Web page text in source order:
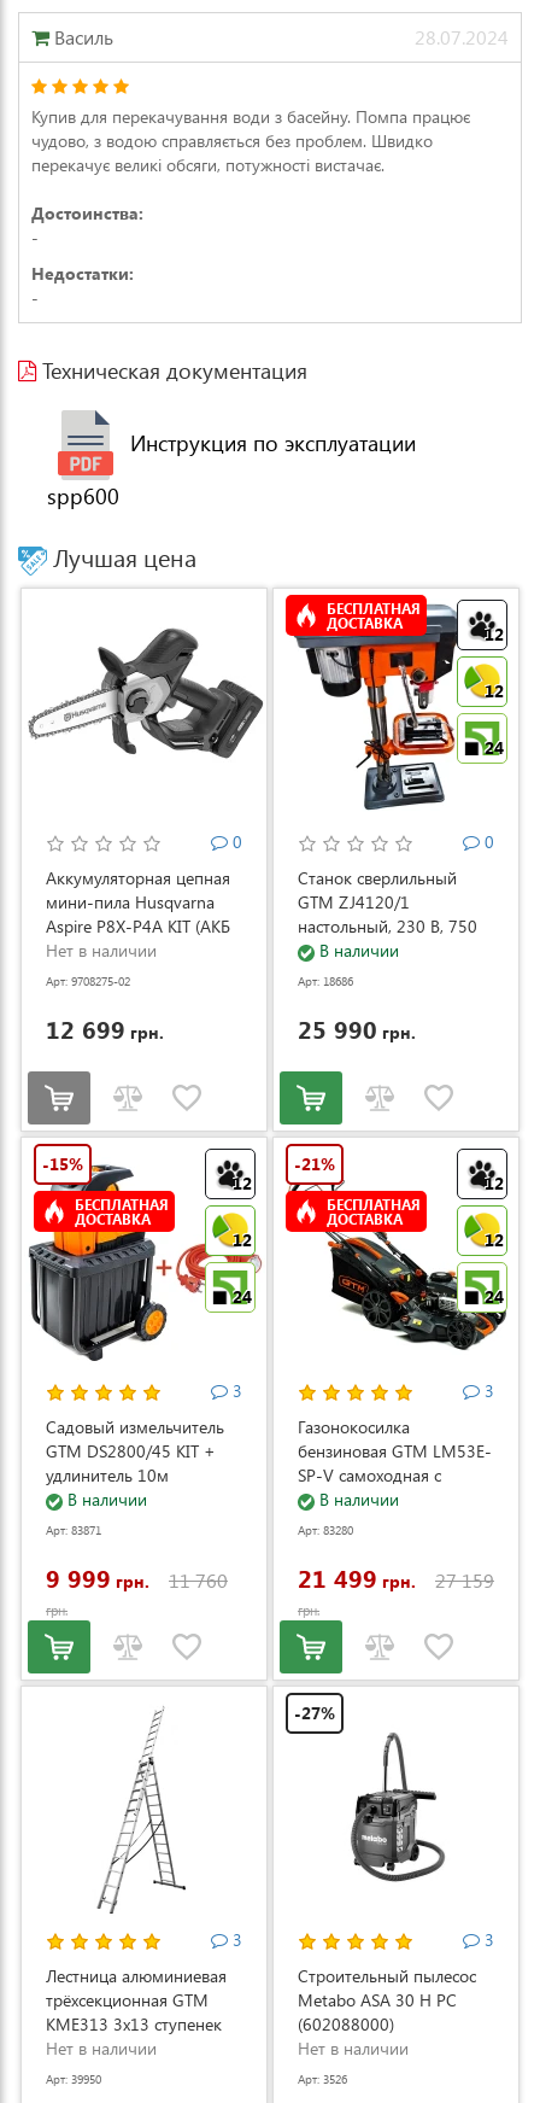
Василь 28.07.2024
Купив для перекачування води з басейну. Помпа працює
чудово, з водою справляється без проблем. Швидко
перекачує великі обсяги, потужності вистачає.
Достоинства:
-
Недостатки:
-
Техническая документация
Инструкция по эксплуатации
spp600
Лучшая цена
0
Аккумуляторная цепная
мини-пила Husqvarna
Aspire P8X-P4A KIT (АКБ
и ЗУ) (9708275-02)
Нет в наличии
Арт: 9708275-02
12 699 грн.
12
12
24
БЕСПЛАТНАЯ
ДОСТАВКА
0
Станок сверлильный
GTM ZJ4120/1
настольный, 230 В, 750
Вт (ZJ4120/1)
В наличии
Арт: 18686
25 990 грн.
12
12
24
-15%
БЕСПЛАТНАЯ
ДОСТАВКА
3
Садовый измельчитель
GTM DS2800/45 KIT +
удлинитель 10м
(DS2800/45_KIT+ext.cord)
В наличии
Арт: 83871
9 999 грн. 11 760
грн.
12
12
24
-21%
БЕСПЛАТНАЯ
ДОСТАВКА
3
Газонокосилка
бензиновая GTM LM53E-
SP-V самоходная с
электростартером и
регулировкой скорости
В наличии
Арт: 83280
21 499 грн. 27 159
грн.
3
Лестница алюминиевая
трёхсекционная GTM
KME313 3x13 ступенек
3.53-8.93м (KME313)
Нет в наличии
Арт: 39950
-27%
3
Строительный пылесос
Metabo ASA 30 H PC
(602088000)
Нет в наличии
Арт: 3526